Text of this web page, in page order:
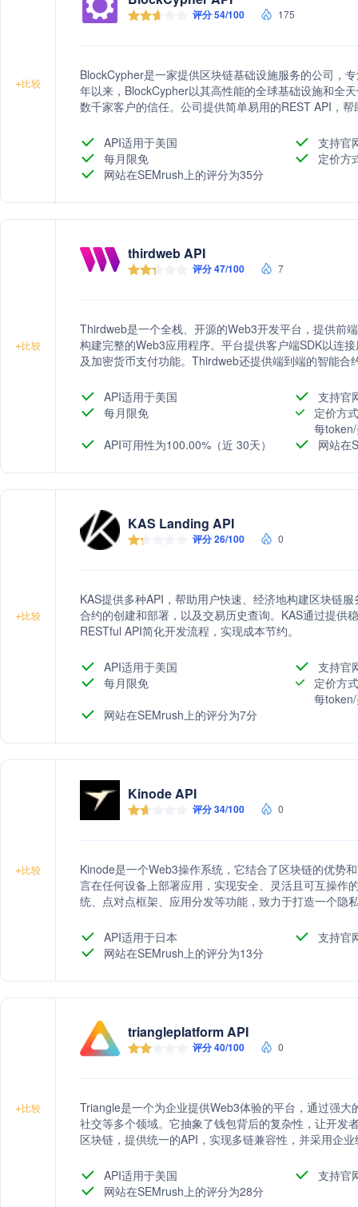
+比较
评分 54/100 175
BlockCypher是一家提供区块链基础设施服务的公司，
年以来，BlockCypher以其高性能的全球基础设施和全
数千家客户的信任。公司提供简单易用的REST API，
安全性。API适用于美国
支持官
每月限免
定价方
网站在SEMrush上的评分为35分
+比较
thirdweb API
评分 47/100 7
Thirdweb是一个全栈、开源的Web3开发平台，提供前
构建完整的Web3应用程序。平台提供客户端SDK以连
及加密货币支付功能。Thirdweb还提供端到端的智能
API适用于美国
支持官
每月限免
定价方
每
API可用性为100.00%（近 30天）
网站在
+比较
KAS Landing API
评分 26/100 0
KAS提供多种API，帮助用户快速、经济地构建区块链
合约的创建和部署，以及交易历史查询。KAS通过提供
RESTful API简化开发流程，实现成本节约。
API适用于美国
支持官
每月限免
定价方
每
网站在SEMrush上的评分为7分
+比较
Kinode API
评分 34/100 0
Kinode是一个Web3操作系统，它结合了区块链的优势
言在任何设备上部署应用，实现安全、灵活且可互操作
统、点对点框架、应用分发等功能，致力于打造一个隐
API适用于日本
支持官
网站在SEMrush上的评分为13分
+比较
triangleplatform API
评分 40/100 0
Triangle是一个为企业提供Web3体验的平台，通过强
社交等多个领域。它抽象了钱包背后的复杂性，让开发
区块链，提供统一的API，实现多链兼容性，并采用企
API适用于美国
支持官
网站在SEMrush上的评分为28分